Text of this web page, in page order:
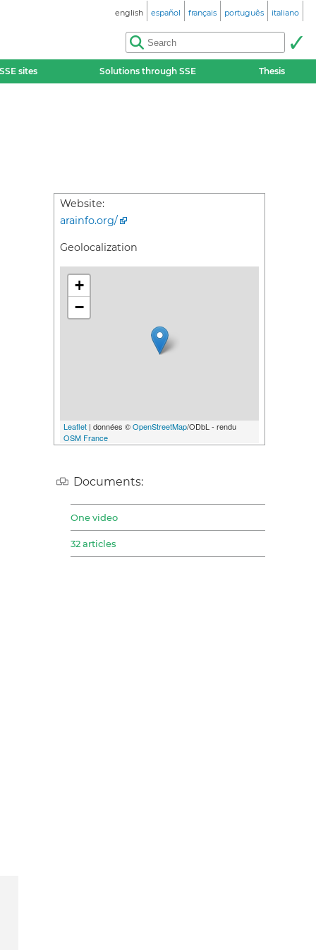
english español français português italiano
SSE sites Solutions through SSE Thesis
Website:
arainfo.org/
Geolocalization
+
−
Leaflet | données ©OpenStreetMap/ODbL - rendu
OSM France
Documents:
One video
32 articles